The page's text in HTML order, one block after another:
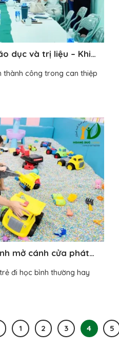
dục và trị liệu – Khi
vì một trẻ
thành công trong can thiệp
mở cánh cửa phát
đi học bình thường hay
1 2 3 4 5